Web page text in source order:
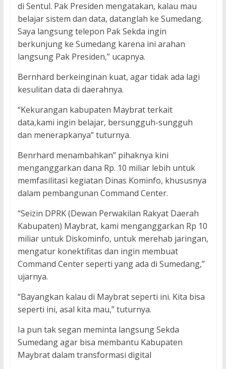
di Sentul. Pak Presiden mengatakan, kalau mau
belajar sistem dan data, datanglah ke Sumedang.
Saya langsung telepon Pak Sekda ingin
berkunjung ke Sumedang karena ini arahan
langsung Pak Presiden,” ucapnya.
Bernhard berkeinginan kuat, agar tidak ada lagi
kesulitan data di daerahnya.
“Kekurangan kabupaten Maybrat terkait
data,kami ingin belajar, bersungguh-sungguh
dan menerapkanya” tuturnya.
Benrhard menambahkan” pihaknya kini
menganggarkan dana Rp. 10 miliar lebih untuk
memfasilitasi kegiatan Dinas Kominfo, khususnya
dalam pembangunan Command Center.
“Seizin DPRK (Dewan Perwakilan Rakyat Daerah
Kabupaten) Maybrat, kami menganggarkan Rp 10
miliar untuk Diskominfo, untuk merehab jaringan,
mengatur konektifitas dan ingin membuat
Command Center seperti yang ada di Sumedang,”
ujarnya.
“Bayangkan kalau di Maybrat seperti ini. Kita bisa
seperti ini, asal kita mau,” tuturnya.
Ia pun tak segan meminta langsung Sekda
Sumedang agar bisa membantu Kabupaten
Maybrat dalam transformasi digital